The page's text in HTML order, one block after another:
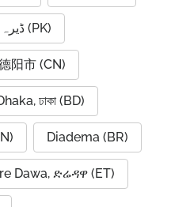
Dera Ghazi Khan, ڈیرہ غازی خان (PK)
阳市 (CN)
ঢাকা (BD)
Diadema (BR)
Dawa, ድሬዳዋ (ET)